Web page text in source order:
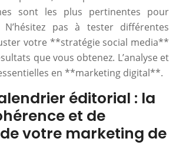
sont les plus pertinentes pour
pas à tester différentes
votre **stratégie social media**
que vous obtenez. L’analyse et
en **marketing digital**.
éditorial : la
et de
votre marketing de